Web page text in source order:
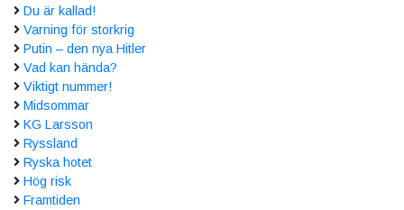
Du är kallad!
Varning för storkrig
Putin – den nya Hitler
Vad kan hända?
Viktigt nummer!
Midsommar
KG Larsson
Ryssland
Ryska hotet
Hög risk
Framtiden